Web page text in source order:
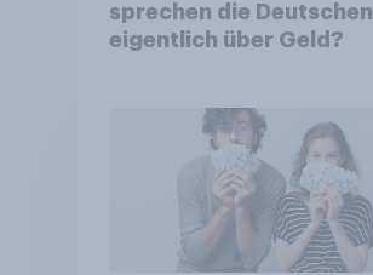
sprechen die Deutschen
eigentlich über Geld?